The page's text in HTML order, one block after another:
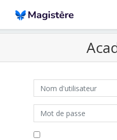
Nom d'utilisateur
Mot de passe